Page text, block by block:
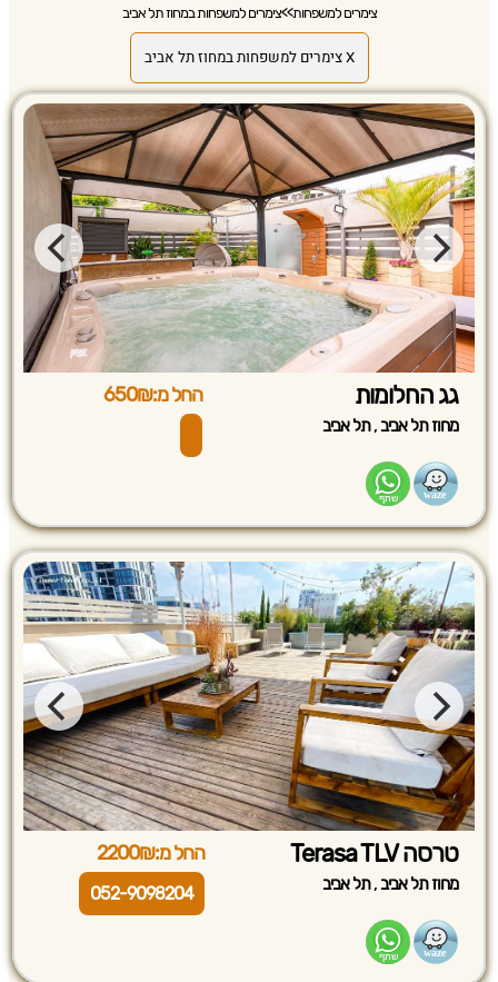
צימרים למשפחות>>צימרים למשפחות במחוז תל אביב
X צימרים למשפחות במחוז תל אביב
גג החלומות החל מ:650₪
מחוז תל אביב,תל אביב
טרסה Terasa TLV החל מ:2200₪
מחוז תל אביב,תל אביב 052-9098204